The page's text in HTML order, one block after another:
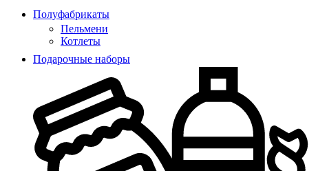
Полуфабрикаты
Пельмени
Котлеты
Подарочные наборы